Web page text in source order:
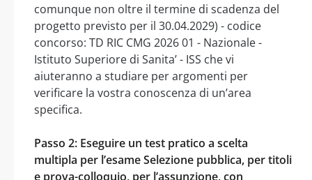
comunque non oltre il termine di scadenza del
progetto previsto per il 30.04.2029) - codice
concorso: TD RIC CMG 2026 01 - Nazionale -
Istituto Superiore di Sanita’ - ISS che vi
aiuteranno a studiare per argomenti per
verificare la vostra conoscenza di un’area
specifica.
Passo 2: Eseguire un test pratico a scelta
multipla per l’esame Selezione pubblica, per titoli
e prova-colloquio, per l’assunzione, con